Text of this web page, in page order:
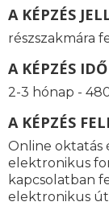
A KÉPZÉS
részszakmára
A KÉPZÉS IDŐ
2-3 hónap -
A KÉPZÉS
Online oktatás
elektronikus
kapcsolatban
elektronikus